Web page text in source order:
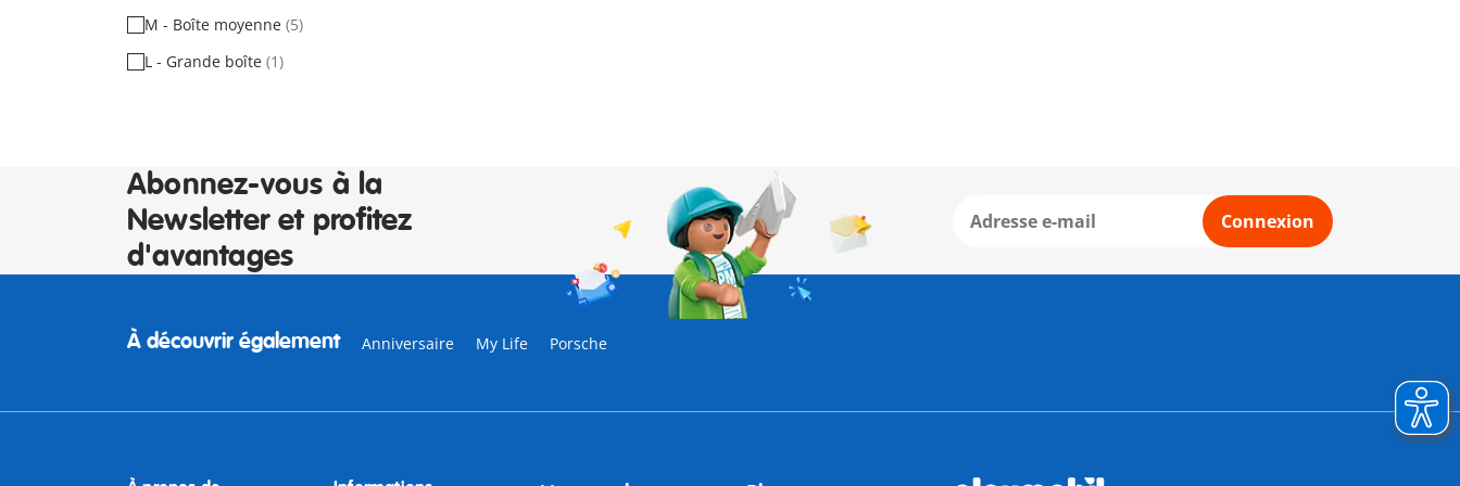
M - Boîte moyenne (5)
L - Grande boîte (1)
Abonnez-vous à la
Newsletter et profitez
d'avantages
Connexion
À découvrir également Anniversaire My Life Porsche